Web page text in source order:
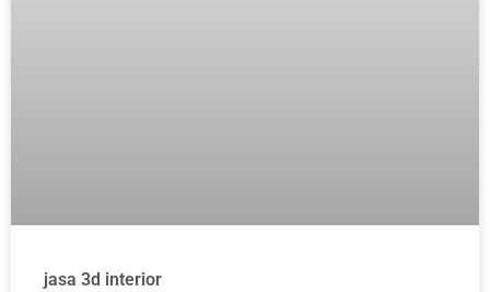
jasa 3d interior